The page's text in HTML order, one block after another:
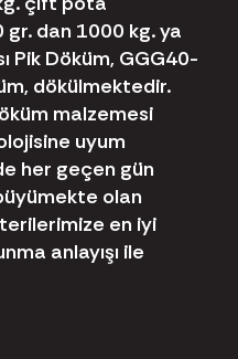
gr. dan 1000 kg. ya
Pik Döküm, GGG40-
dökülmektedir.
malzemesi
uyum
her geçen gün
olan
en iyi
anlayışı ile